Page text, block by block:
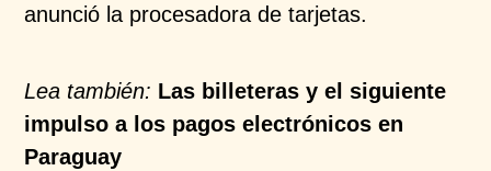
anunció la procesadora de tarjetas.
Lea también: Las billeteras y el siguiente
impulso a los pagos electrónicos en
Paraguay